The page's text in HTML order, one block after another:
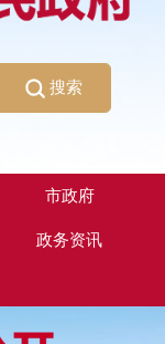
搜索
市政府
政务资讯